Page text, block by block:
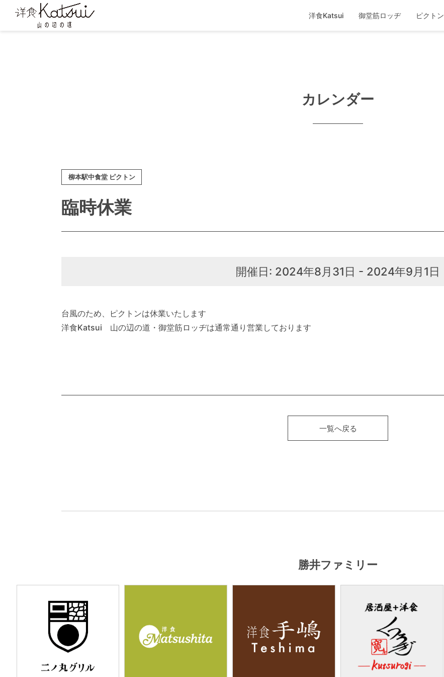
洋食Katsui 御堂筋ロッヂ ピクトン
カレンダー
柳本駅中食堂 ピクトン
臨時休業
開催日: 2024年8月31日 - 2024年9月1日
台風のため、ピクトンは休業いたします
洋食Katsui 山の辺の道・御堂筋ロッヂは通常通り営業しております
一覧へ戻る
勝井ファミリー